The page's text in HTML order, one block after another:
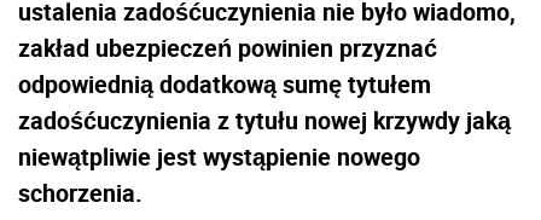
ustalenia zadośćuczynienia nie było wiadomo,
zakład ubezpieczeń powinien przyznać
odpowiednią dodatkową sumę tytułem
zadośćuczynienia z tytułu nowej krzywdy jaką
niewątpliwie jest wystąpienie nowego
schorzenia.